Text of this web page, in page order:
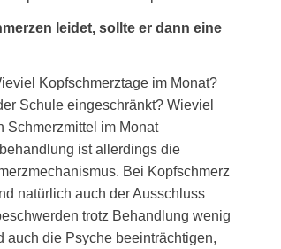
leidet, sollte er dann eine
Kopfschmerztage im Monat?
Schule eingeschränkt? Wieviel
Schmerzmittel im Monat
ist allerdings die
Bei Kopfschmerz
natürlich auch der Ausschluss
trotz Behandlung wenig
auch die Psyche beeinträchtigen,